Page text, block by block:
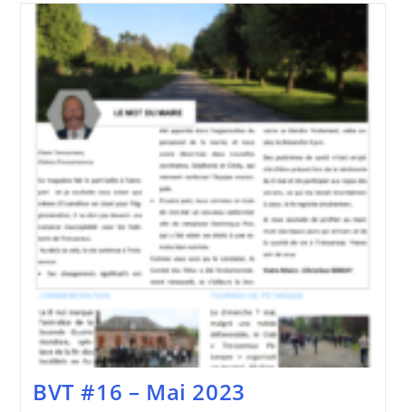
Novembre
2023
BVT #16 – Mai 2023